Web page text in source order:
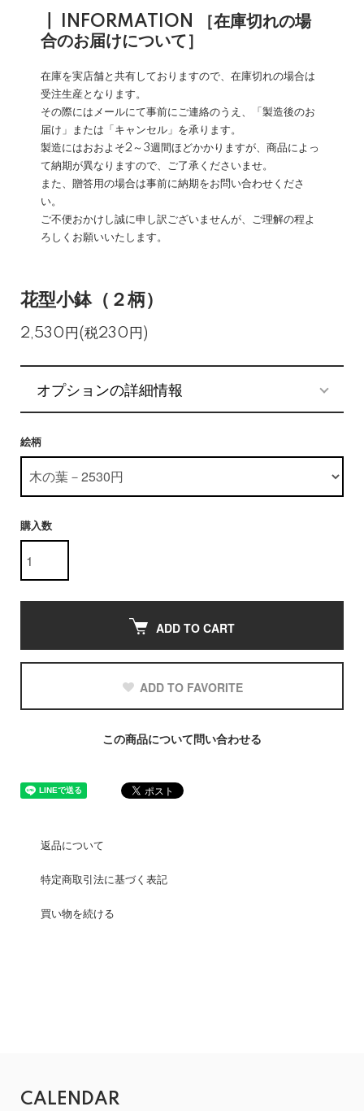
┃ INFORMATION ［在庫切れの場
合のお届けについて］
在庫を実店舗と共有しておりますので、在庫切れの場合は
受注生産となります。
その際にはメールにて事前にご連絡のうえ、「製造後のお
届け」または「キャンセル」を承ります。
製造にはおおよそ2～3週間ほどかかりますが、商品によっ
て納期が異なりますので、ご了承くださいませ。
また、贈答用の場合は事前に納期をお問い合わせくださ
い。
ご不便おかけし誠に申し訳ございませんが、ご理解の程よ
ろしくお願いいたします。
花型小鉢（２柄）
2,530円(税230円)
オプションの詳細情報
絵柄
購入数
ADD TO CART
ADD TO FAVORITE
この商品について問い合わせる
返品について
特定商取引法に基づく表記
買い物を続ける
CALENDAR